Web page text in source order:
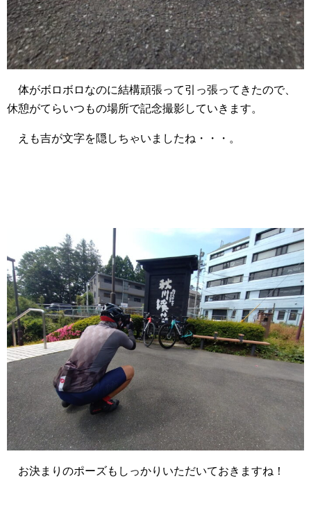
体がボロボロなのに結構頑張って引っ張ってきたので、
休憩がてらいつもの場所で記念撮影していきます。
えも吉が文字を隠しちゃいましたね・・・。
お決まりのポーズもしっかりいただいておきますね！